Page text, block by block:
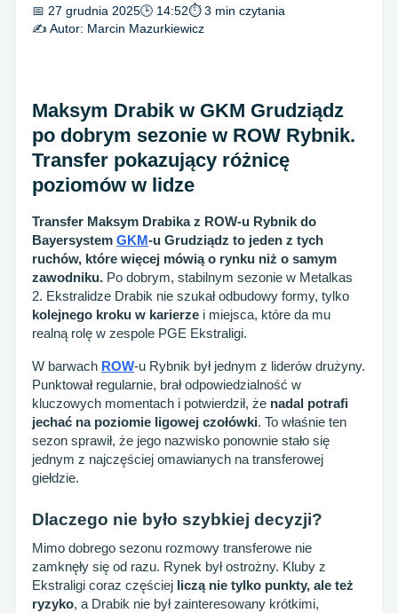
📅 27 grudnia 2025🕒 14:52⏱ 3 min czytania
✍️ Autor: Marcin Mazurkiewicz
Maksym Drabik w GKM Grudziądz
po dobrym sezonie w ROW Rybnik.
Transfer pokazujący różnicę
poziomów w lidze
Transfer Maksym Drabika z ROW-u Rybnik do
Bayersystem GKM-u Grudziądz to jeden z tych
ruchów, które więcej mówią o rynku niż o samym
zawodniku. Po dobrym, stabilnym sezonie w Metalkas
2. Ekstralidze Drabik nie szukał odbudowy formy, tylko
kolejnego kroku w karierze i miejsca, które da mu
realną rolę w zespole PGE Ekstraligi.
W barwach ROW-u Rybnik był jednym z liderów drużyny.
Punktował regularnie, brał odpowiedzialność w
kluczowych momentach i potwierdził, że nadal potrafi
jechać na poziomie ligowej czołówki. To właśnie ten
sezon sprawił, że jego nazwisko ponownie stało się
jednym z najczęściej omawianych na transferowej
giełdzie.
Dlaczego nie było szybkiej decyzji?
Mimo dobrego sezonu rozmowy transferowe nie
zamknęły się od razu. Rynek był ostrożny. Kluby z
Ekstraligi coraz częściej liczą nie tylko punkty, ale też
ryzyko, a Drabik nie był zainteresowany krótkimi,